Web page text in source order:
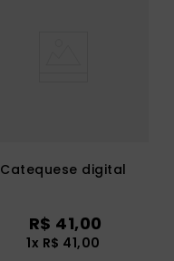
Catequese digital
R$ 41,00
1x R$ 41,00